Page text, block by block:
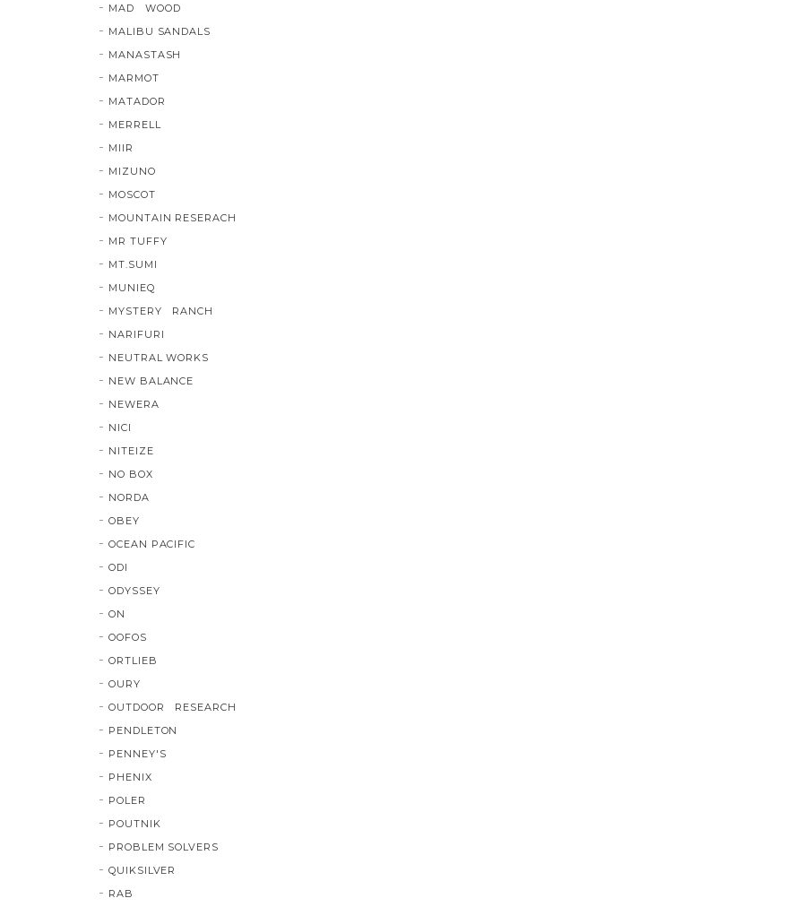
MAD WOOD
MALIBU SANDALS
MANASTASH
MARMOT
MATADOR
MERRELL
MIIR
MIZUNO
MOSCOT
MOUNTAIN RESERACH
MR TUFFY
MT.SUMI
MUNIEQ
MYSTERY RANCH
NARIFURI
NEUTRAL WORKS
NEW BALANCE
NEWERA
NICI
NITEIZE
NO BOX
NORDA
OBEY
OCEAN PACIFIC
ODI
ODYSSEY
ON
OOFOS
ORTLIEB
OURY
OUTDOOR RESEARCH
PENDLETON
PENNEY'S
PHENIX
POLER
POUTNIK
PROBLEM SOLVERS
QUIKSILVER
RAB